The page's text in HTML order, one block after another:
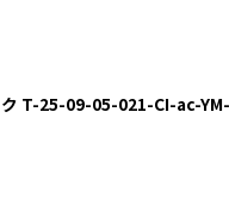
ク T-25-09-05-021-CI-ac-